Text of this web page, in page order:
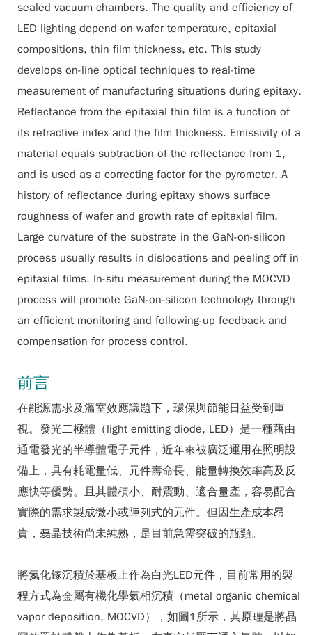
sealed vacuum chambers. The quality and efficiency of
LED lighting depend on wafer temperature, epitaxial
compositions, thin film thickness, etc. This study
develops on-line optical techniques to real-time
measurement of manufacturing situations during epitaxy.
Reflectance from the epitaxial thin film is a function of
its refractive index and the film thickness. Emissivity of a
material equals subtraction of the reflectance from 1,
and is used as a correcting factor for the pyrometer. A
history of reflectance during epitaxy shows surface
roughness of wafer and growth rate of epitaxial film.
Large curvature of the substrate in the GaN-on-silicon
process usually results in dislocations and peeling off in
epitaxial films. In-situ measurement during the MOCVD
process will promote GaN-on-silicon technology through
an efficient monitoring and following-up feedback and
compensation for process control.
前言
在能源需求及溫室效應議題下，環保與節能日益受到重
視。發光二極體（light emitting diode, LED）是一種藉由
通電發光的半導體電子元件，近年來被廣泛運用在照明設
備上，具有耗電量低、元件壽命長、能量轉換效率高及反
應快等優勢。且其體積小、耐震動、適合量產，容易配合
實際的需求製成微小或陣列式的元件。但因生產成本昂
貴，磊晶技術尚未純熟，是目前急需突破的瓶頸。
將氮化鎵沉積於基板上作為白光LED元件，目前常用的製
程方式為金屬有機化學氣相沉積（metal organic chemical
vapor deposition, MOCVD），如圖1所示，其原理是將晶